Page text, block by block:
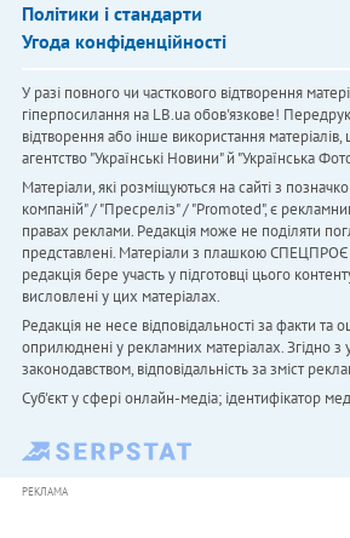
Політики і стандарти
Угода конфіденційності
У разі повного чи часткового відтворення
гіперпосилання на LB.ua обов'язкове!
відтворення або інше використання
агентство "Українськi Новини" й "Українська
Матеріали, які розміщуються на сайті з
компаній" / "Пресреліз" / "Promoted", є
правах реклами. Редакція може не поділяти
представлені. Матеріали з плашкою
редакція бере участь у підготовці цього
висловлені у цих матеріалах.
Редакція не несе відповідальності за факти та
оприлюднені у рекламних матеріалах. Згідно з
законодавством, відповідальність за зміст
Cуб'єкт у сфері онлайн-медіа; ідентифікатор
РЕКЛАМА